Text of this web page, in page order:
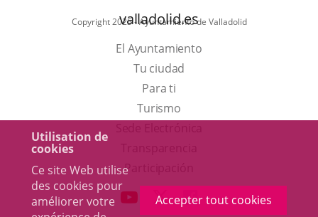
Utilisation de
cookies
Ce site Web utilise
des cookies pour
améliorer votre
Accepter tout cookies
Copyright 2025 - Ayuntamiento de Valladolid
valladolid.es
El Ayuntamiento
Tu ciudad
Para ti
TurismoEste
en
una
aplicación
externa.
Participación
ENLACEENLACEENLACE